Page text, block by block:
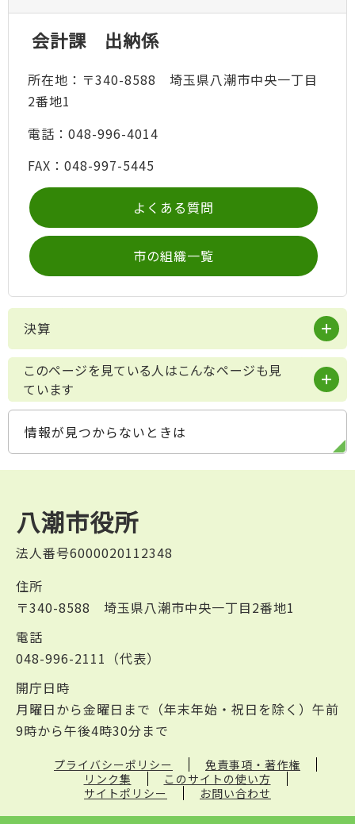
会計課 出納係
所在地：〒340-8588 埼玉県八潮市中央一丁目
2番地1
電話：048-996-4014
FAX：048-997-5445
よくある質問
市の組織一覧
決算
このページを見ている人はこんなページも見
ています
情報が見つからないときは
八潮市役所
法人番号6000020112348
住所
〒340-8588 埼玉県八潮市中央一丁目2番地1
電話
048-996-2111（代表）
開庁日時
月曜日から金曜日まで（年末年始・祝日を除く）午前
9時から午後4時30分まで
プライバシーポリシー
免責事項・著作権
リンク集
このサイトの使い方
サイトポリシー
お問い合わせ